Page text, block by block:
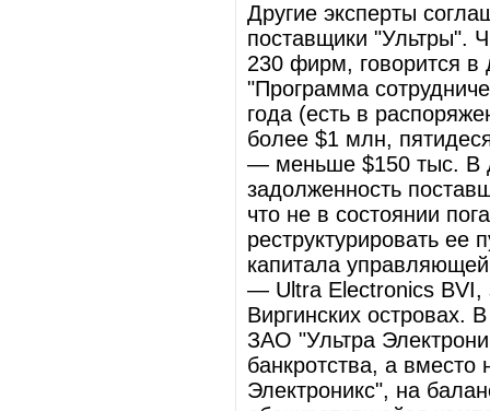
Другие эксперты
поставщики "Ультры".
230 фирм, говорится в
"Программа
года (есть в
более $1 млн,
— меньше $150 тыс. В
задолженность
что не в состоянии
реструктурировать ее
капитала
— Ultra Electronics BVI,
Виргинских островах.
ЗАО "Ультра
банкротства, а
Электроникс", на